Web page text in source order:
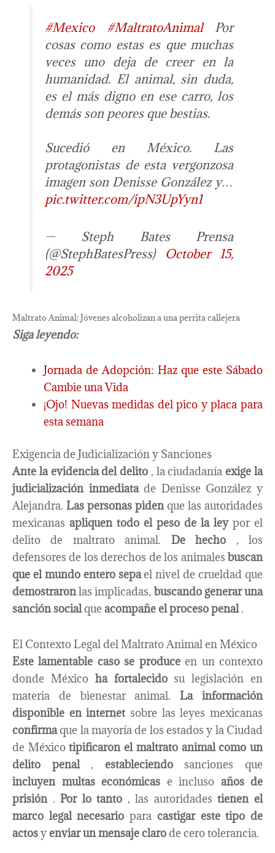
#Mexico #MaltratoAnimalPor
cosas como estas es que muchas
veces uno deja de creer en la
humanidad. El animal, sin duda,
es el más digno en ese carro, los
demás son peores que bestias.
Sucedió en México. Las
protagonistas de esta vergonzosa
imagen son Denisse González y…
pic.twitter.com/ipN3UpYyn1
— Steph Bates Prensa
(@StephBatesPress) October 15,
2025
Maltrato Animal: Jóvenes alcoholizan a una perrita callejera
Siga leyendo:
Jornada de Adopción: Haz que este Sábado
Cambie una Vida
¡Ojo! Nuevas medidas del pico y placa para
esta semana
Exigencia de Judicialización y Sanciones
Ante la evidencia del delito , la ciudadaníaexige la
judicialización inmediatade Denisse González y
Alejandra. Las personas pidenque las autoridades
mexicanas apliquen todo el peso de la leypor el
delito de maltrato animal. De hecho , los
defensores de los derechos de los animales buscan
que el mundo entero sepael nivel de crueldad que
demostraronlas implicadas, buscando generar una
sanción socialque acompañe el proceso penal.
El Contexto Legal del Maltrato Animal en México
Este lamentable caso se produceen un contexto
donde México ha fortalecidosu legislación en
materia de bienestar animal.La información
disponible en internetsobre las leyes mexicanas
confirmaque la mayoría de los estados y la Ciudad
de Méxicotipificaron el maltrato animal como un
delito penal, estableciendosanciones que
incluyen multas económicas e incluso años de
prisión.Por lo tanto , las autoridadestienen el
marco legal necesario para castigar este tipo de
actosyenviar un mensaje clarode cero tolerancia.